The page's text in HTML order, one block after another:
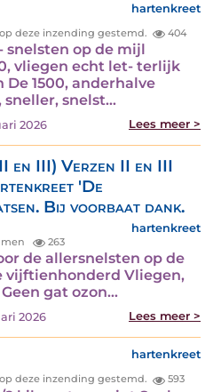
hartenkreet
deze inzending gestemd. 404
snelsten op de mijl
vliegen echt let- terlijk
De 1500, anderhalve
sneller, snelst…
2026 Lees meer >
en III) Verzen II en III
'De
Bij voorbaat dank.
hartenkreet
263
de allersnelsten op de
vijftienhonderd Vliegen,
gat ozon…
2026 Lees meer >
hartenkreet
deze inzending gestemd. 593